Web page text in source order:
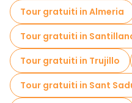
Tour gratuiti in Almeria
Tour gratuiti in
Tour gratuiti in Trujillo
Tour gratuiti in Sant